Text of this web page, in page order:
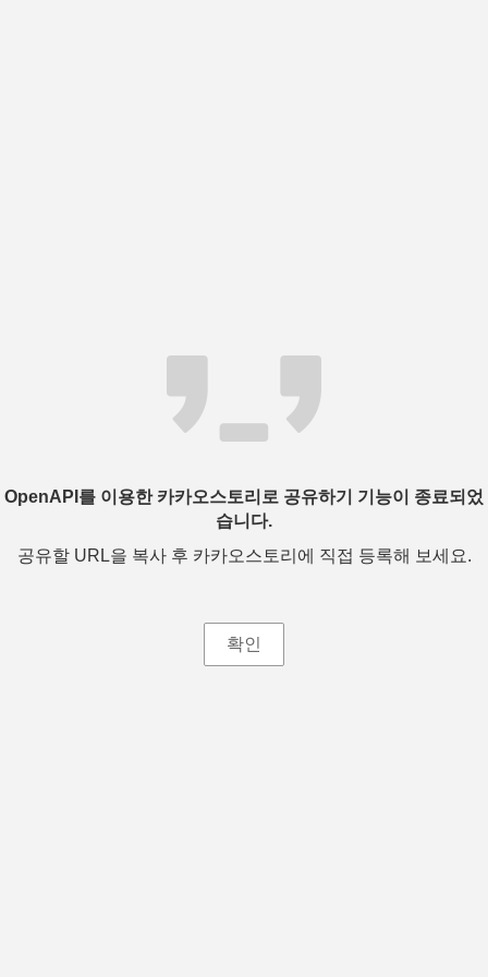
OpenAPI를 이용한 카카오스토리로 공유하기 기능이 종료되었
습니다.
공유할 URL을 복사 후 카카오스토리에 직접 등록해 보세요.
확인